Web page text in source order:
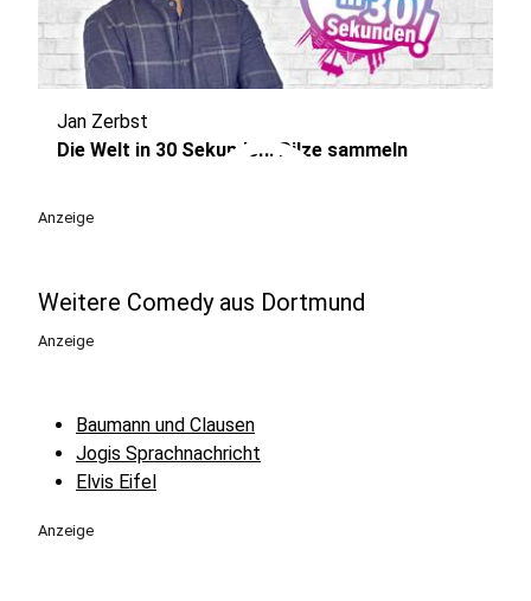
play_circle
Jan Zerbst
Die Welt in 30 Sekunden: Pilze sammeln
Anzeige
Weitere Comedy aus Dortmund
Anzeige
Baumann und Clausen
Jogis Sprachnachricht
Elvis Eifel
Anzeige